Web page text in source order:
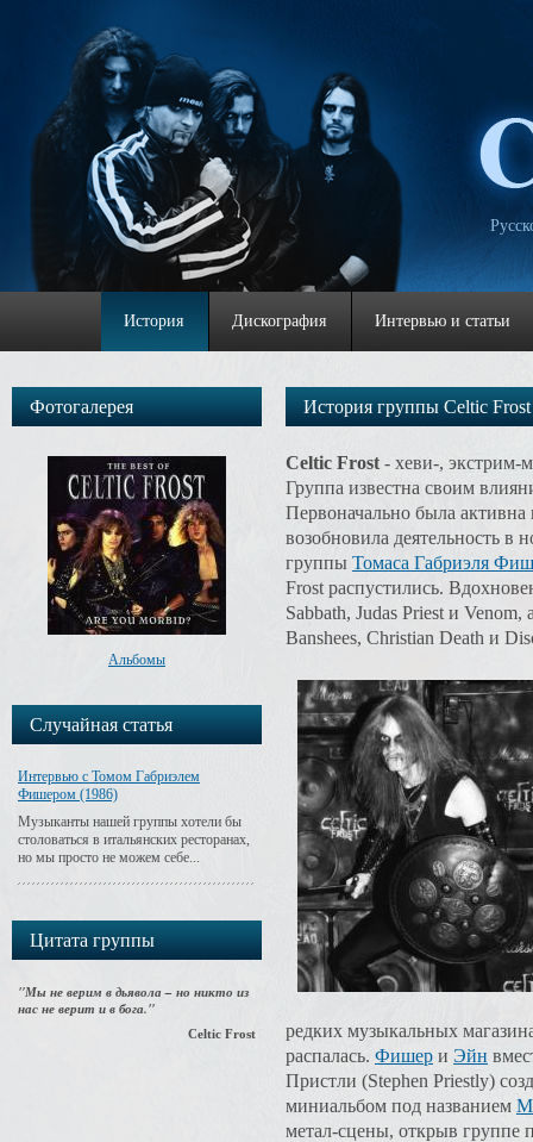
История Дискография Интервью и статьи
Фотогалерея
Альбомы
Случайная статья
Интервью с Томом Габриэлем
Фишером (1986)
Музыканты нашей группы хотели бы
столоваться в итальянских ресторанах,
но мы просто не можем себе...
Цитата группы
"Мы не верим в дьявола – но никто из
нас не верит и в бога."
Celtic Frost
История группы Celtic Frost
Celtic Frost - хеви-, экстрим-
Группа известна своим
Первоначально была активна
возобновила деятельность в
группы Томаса Габриэля
Frost распустились.
Sabbath, Judas Priest и
Banshees, Christian Death и
редких музыкальных
распалась. Фишер и Эйн
Пристли (Stephen Priestly)
миниальбом под названием
метал-сцены, открыв группе